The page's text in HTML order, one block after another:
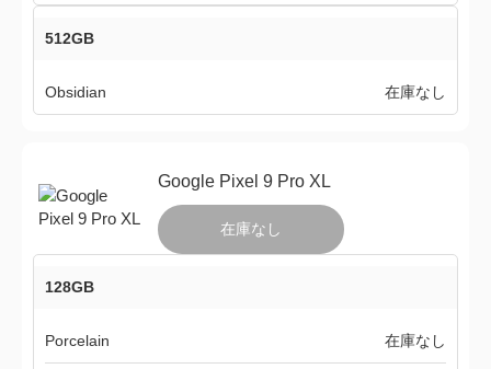
512GB
Obsidian 在庫なし
Google Pixel 9 Pro XL
在庫なし
128GB
Porcelain 在庫なし